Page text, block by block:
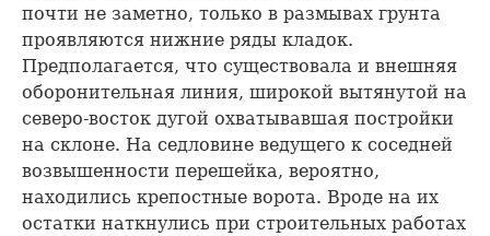
почти не заметно, только в размывах грунта
проявляются нижние ряды кладок.
Предполагается, что существовала и внешняя
оборонительная линия, широкой вытянутой на
северо-восток дугой охватывавшая постройки
на склоне. На седловине ведущего к соседней
возвышенности перешейка, вероятно,
находились крепостные ворота. Вроде на их
остатки наткнулись при строительных работах